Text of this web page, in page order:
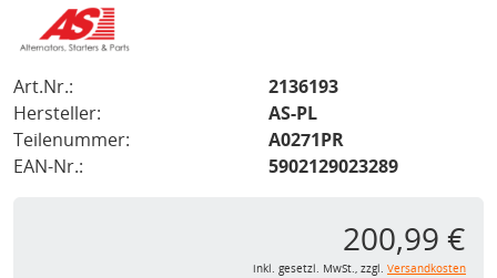
Art.Nr.:
2136193
Hersteller:
AS-PL
Teilenummer:
A0271PR
EAN-Nr.:
5902129023289
200,99 €
inkl. gesetzl. MwSt., zzgl. Versandkosten